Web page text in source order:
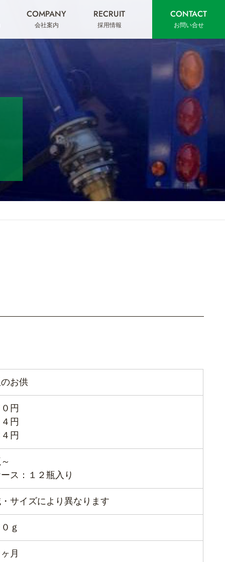
COMPANY
会社案内
RECRUIT
採用情報
CONTACT
お問い合せ
お供
円
円
円
ース：１２瓶入り
サイズにより異なります
ｇ
月